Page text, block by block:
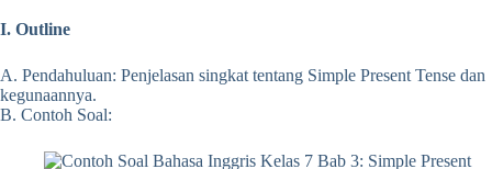
I. Outline
A. Pendahuluan: Penjelasan singkat tentang Simple Present Tense dan
kegunaannya.
B. Contoh Soal: